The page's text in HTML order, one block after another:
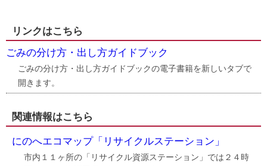
リンクはこちら
ごみの分け方・出し方ガイドブック
ごみの分け方・出し方ガイドブックの電子書籍を新しいタブで
開きます。
関連情報はこちら
にのへエコマップ「リサイクルステーション」
市内１１ヶ所の「リサイクル資源ステーション」では２４時